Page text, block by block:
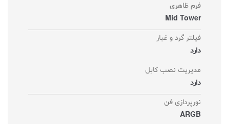
فرم ظاهری
Mid Tower
فیلتر گرد و غبار
دارد
مدیریت نصب کابل
دارد
نورپردازی فن
ARGB